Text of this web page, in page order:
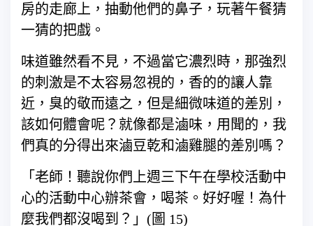
房的走廊上，抽動他們的鼻子，玩著午餐猜
一猜的把戲。
味道雖然看不見，不過當它濃烈時，那強烈
的刺激是不太容易忽視的，香的的讓人靠
近，臭的敬而遠之，但是細微味道的差別，
該如何體會呢？就像都是滷味，用聞的，我
們真的分得出來滷豆乾和滷雞腿的差別嗎？
「老師！聽說你們上週三下午在學校活動中
心的活動中心辦茶會，喝茶。好好喔！為什
麼我們都沒喝到？」(圖 15)